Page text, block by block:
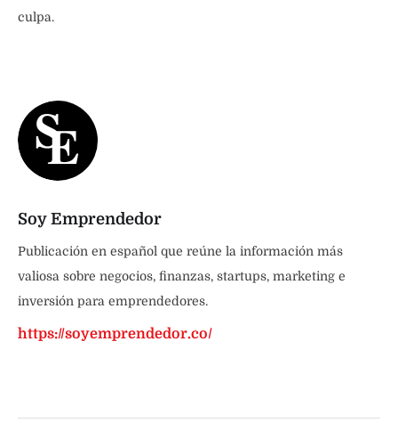
culpa.
Soy Emprendedor
Publicación en español que reúne la información más
valiosa sobre negocios, finanzas, startups, marketing e
inversión para emprendedores.
https://soyemprendedor.co/